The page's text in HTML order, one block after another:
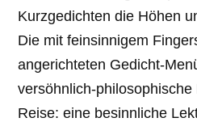
Kurzgedichten die Höhen
Die mit feinsinnigem
angerichteten Gedicht-
versöhnlich-
Reise: eine besinnliche